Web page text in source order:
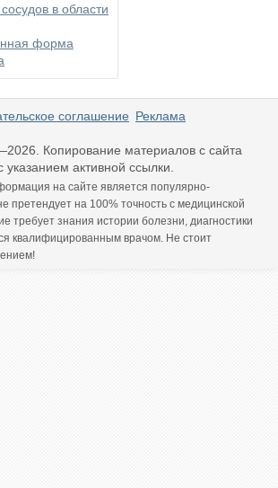
в области
форма
соглашение Реклама
Копирование материалов с сайта
указанием активной ссылки.
на сайте является популярно-
претендует на 100% точность с медицинской
требует знания истории болезни, диагностики
квалифицированным врачом. Не стоит